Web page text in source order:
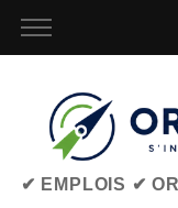
✔ EMPLOIS ✔